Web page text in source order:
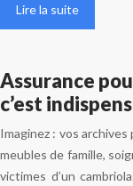
Lire la suite
Assurance
c’est
Imaginez : vos
meubles de famille,
victimes d’un